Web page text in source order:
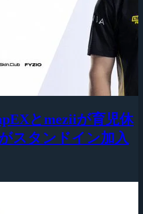
とmeziiが育児休
スタンドイン加入